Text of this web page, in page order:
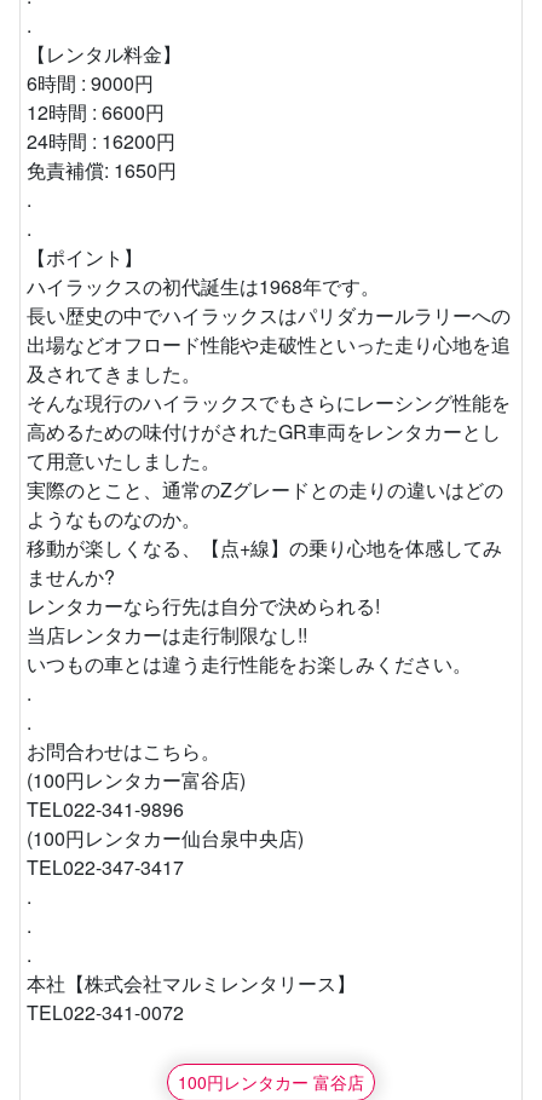
.
【レンタル料金】
6時間 : 9000円
12時間 : 6600円
24時間 : 16200円
免責補償: 1650円
.
.
【ポイント】
ハイラックスの初代誕生は1968年です。
長い歴史の中でハイラックスはパリダカールラリーへの
出場などオフロード性能や走破性といった走り心地を追
及されてきました。
そんな現行のハイラックスでもさらにレーシング性能を
高めるための味付けがされたGR車両をレンタカーとし
て用意いたしました。
実際のとこと、通常のZグレードとの走りの違いはどの
ようなものなのか。
移動が楽しくなる、【点+線】の乗り心地を体感してみ
ませんか?
レンタカーなら行先は自分で決められる!
当店レンタカーは走行制限なし!!
いつもの車とは違う走行性能をお楽しみください。
.
.
お問合わせはこちら。
(100円レンタカー富谷店)
TEL022-341-9896
(100円レンタカー仙台泉中央店)
TEL022-347-3417
.
.
.
本社【株式会社マルミレンタリース】
TEL022-341-0072
100円レンタカー 富谷店